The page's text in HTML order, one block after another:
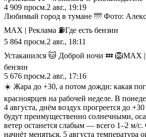
4 909 просм.2 авг., 19:19
Любимый город в тумане 🌁 Фото:
MAX | Реклама ⛽️Где есть бензин
5 864 просм.2 авг., 18:11
Устаканился 🐱 Доброй ночи 💤 🦁MAX |
бензин
5 676 просм.2 авг., 17:16
☀️ Жара до +30, а потом дожди: какая
красноярцев на рабочей неделе. В
4 августа, днём воздух прогреется до
будут преимущественно солнечными,
ветер останется слабым — всего 1–2 м/
начнёт меняться. 5 августа температура